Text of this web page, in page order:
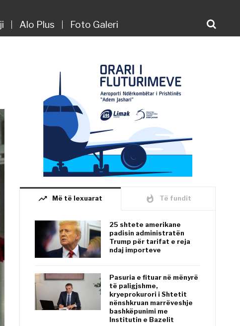
Alo Plus Foto Galeri
trending_up Më të lexuarat whatshot Të fundit
25 shtete amerikane
padisin administratën
Trump për tarifat e reja
ndaj importeve
Pasuria e fituar në mënyrë
të paligjshme,
kryeprokurori i Shtetit
nënshkruan marrëveshje
bashkëpunimi me
Institutin e Bazelit